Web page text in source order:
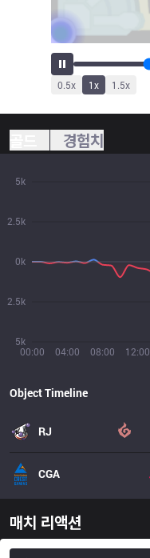
0.5x 1x 1.5x
경험치
00:00 04:00 08:00 12:00
5k
2.5k
0k
2.5k
5k
Object Timeline
RJ
CGA
매치 리액션